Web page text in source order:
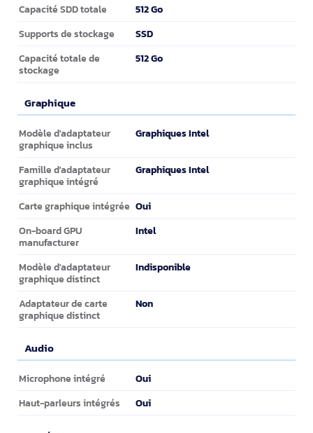
Capacité SDD totale 512 Go
Supports de stockage SSD
Capacité totale de
stockage
512 Go
Graphique
Graphique
Modèle d'adaptateur
graphique inclus
Graphiques Intel
Famille d'adaptateur
graphique intégré
Graphiques Intel
Carte graphique intégrée Oui
On-board GPU
manufacturer
Intel
Modèle d'adaptateur
graphique distinct
Indisponible
Adaptateur de carte
graphique distinct
Non
Audio
Audio
Microphone intégré Oui
Haut-parleurs intégrés Oui